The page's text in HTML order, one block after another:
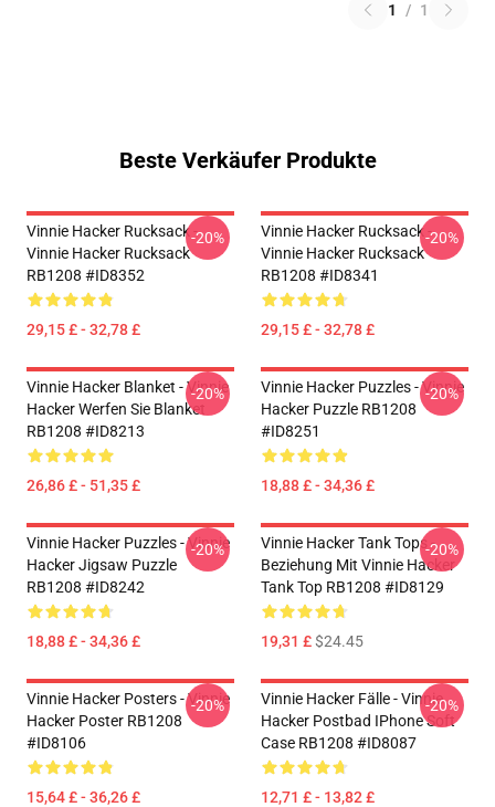
1 / 1
Beste Verkäufer Produkte
Vinnie Hacker Rucksack -
Vinnie Hacker Rucksack
RB1208 #ID8352
29,15 £ - 32,78 £
-20%
Vinnie Hacker Rucksack -
Vinnie Hacker Rucksack
RB1208 #ID8341
29,15 £ - 32,78 £
-20%
Vinnie Hacker Blanket - Vinnie
Hacker Werfen Sie Blanket
RB1208 #ID8213
26,86 £ - 51,35 £
-20%
Vinnie Hacker Puzzles - Vinnie
Hacker Puzzle RB1208
#ID8251
18,88 £ - 34,36 £
-20%
Vinnie Hacker Puzzles - Vinnie
Hacker Jigsaw Puzzle
RB1208 #ID8242
18,88 £ - 34,36 £
-20%
Vinnie Hacker Tank Tops -
Beziehung Mit Vinnie Hacker
Tank Top RB1208 #ID8129
19,31 £$24.45
-20%
Vinnie Hacker Posters - Vinnie
Hacker Poster RB1208
#ID8106
15,64 £ - 36,26 £
-20%
Vinnie Hacker Fälle - Vinnie
Hacker Postbad IPhone Soft
Case RB1208 #ID8087
12,71 £ - 13,82 £
-20%